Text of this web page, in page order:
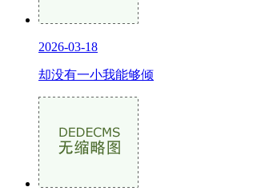
2026-03-18
却没有一小我能够倾